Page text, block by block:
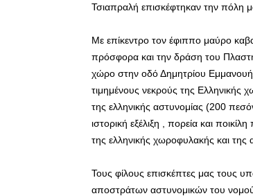
Τσιαπραλή επισκέφτηκαν την πόλη
Με επίκεντρο τον έφιππο μαύρο
πρόσφορα και την δράση του
χώρο στην οδό Δημητρίου
τιμημένους νεκρούς της
της ελληνικής αστυνομίας (200
ιστορική εξέλιξη , πορεία και
της ελληνικής χωροφυλακής και της
Τους φίλους επισκέπτες μας τους
αποστράτων αστυνομικών του